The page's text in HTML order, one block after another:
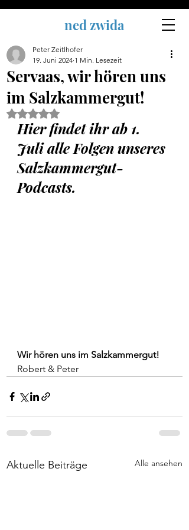
ned zwida
Servaas, wir hören uns
im Salzkammergut!
Peter Zeitlhofer
19. Juni 2024 1 Min. Lesezeit
Mit NaN von 5 Sternen bewertet.
Hier findet ihr ab 1.
Juli alle Folgen unseres
Salzkammergut-
Podcasts.
Wir hören uns im Salzkammergut!
Robert & Peter
Aktuelle Beiträge Alle ansehen